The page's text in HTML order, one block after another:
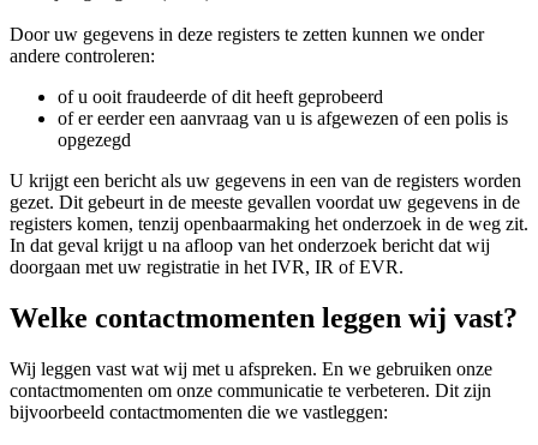
Door uw gegevens in deze registers te zetten kunnen we onder
andere controleren:
of u ooit fraudeerde of dit heeft geprobeerd
of er eerder een aanvraag van u is afgewezen of een polis is
opgezegd
U krijgt een bericht als uw gegevens in een van de registers worden
gezet. Dit gebeurt in de meeste gevallen voordat uw gegevens in de
registers komen, tenzij openbaarmaking het onderzoek in de weg zit.
In dat geval krijgt u na afloop van het onderzoek bericht dat wij
doorgaan met uw registratie in het IVR, IR of EVR.
Welke contactmomenten leggen wij vast?
Wij leggen vast wat wij met u afspreken. En we gebruiken onze
contactmomenten om onze communicatie te verbeteren. Dit zijn
bijvoorbeeld contactmomenten die we vastleggen: